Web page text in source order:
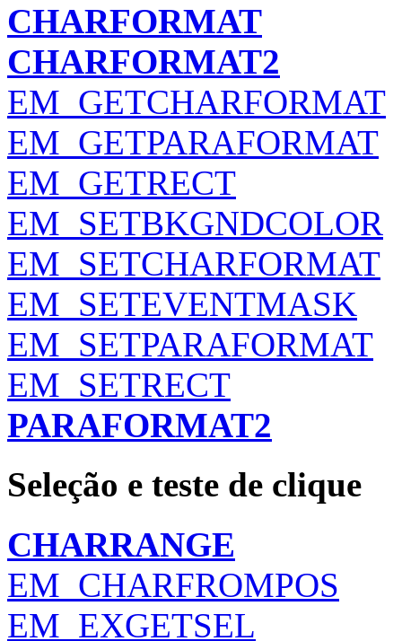
CHARFORMAT
CHARFORMAT2
EM_GETCHARFORMAT
EM_GETPARAFORMAT
EM_GETRECT
EM_SETBKGNDCOLOR
EM_SETCHARFORMAT
EM_SETEVENTMASK
EM_SETPARAFORMAT
EM_SETRECT
PARAFORMAT2
Seleção e teste de clique
CHARRANGE
EM_CHARFROMPOS
EM_EXGETSEL